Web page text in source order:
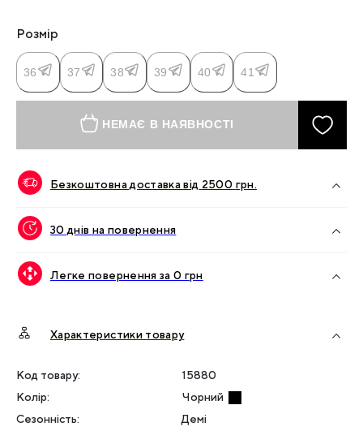
Розмір
36 37 38 39 40 41
НЕМАЄ В НАЯВНОСТІ
Безкоштовна доставка від 2500 грн.
30 днів на повернення
Легке повернення за 0 грн
Характеристики товару
Код товару:
15880
Колір:
Чорний
Сезонність:
Демі